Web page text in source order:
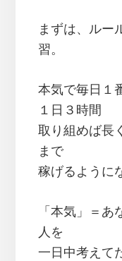
まずは、ルー
習。
本気で毎日１
１日３時間
取り組めば長
まで
稼げるように
「本気」＝あ
人を
一日中考えて